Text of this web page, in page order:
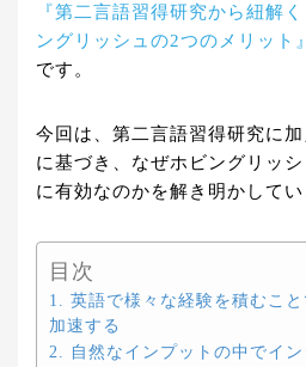
『第二言語習得研究から紐解
ングリッシュの2つのメリット』
です。
今回は、第二言語習得研究に
に基づき、なぜホビングリッ
に有効なのかを解き明かしてい
目次
1. 英語で様々な経験を積むこ
加速する
2. 自然なインプットの中でイ